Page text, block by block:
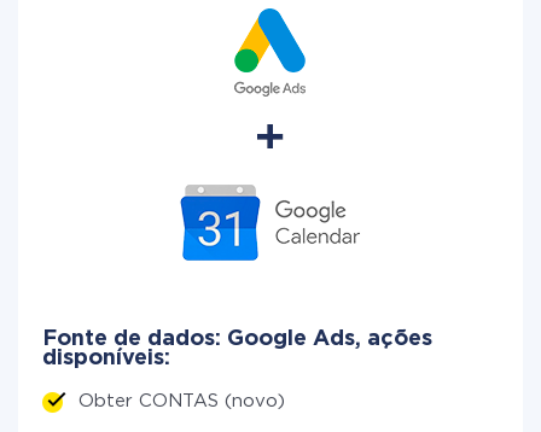
Fonte de dados: Google Ads, ações
disponíveis:
Obter CONTAS (novo)